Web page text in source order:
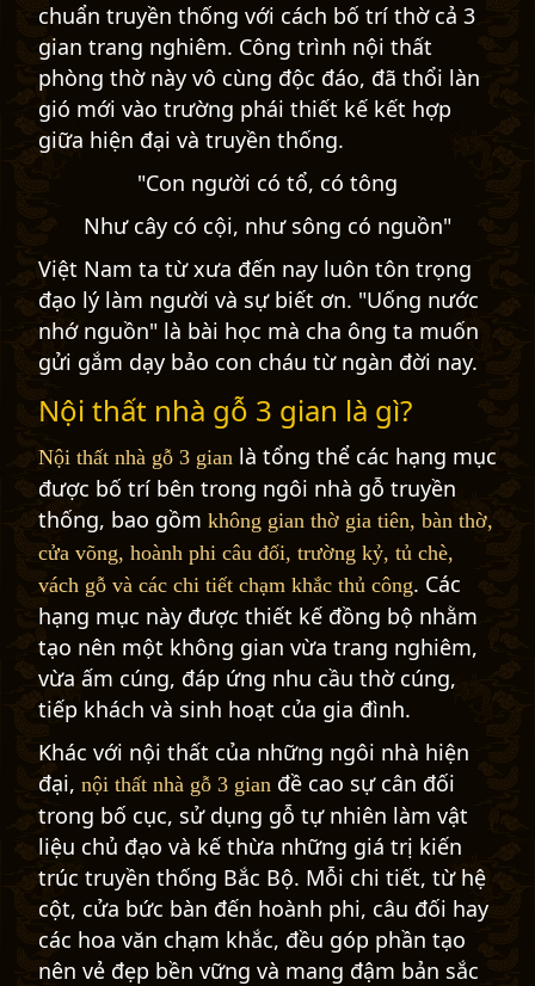
chuẩn truyền thống với cách bố trí thờ cả 3
gian trang nghiêm. Công trình nội thất
phòng thờ này vô cùng độc đáo, đã thổi làn
gió mới vào trường phái thiết kế kết hợp
giữa hiện đại và truyền thống.
"Con người có tổ, có tông
Như cây có cội, như sông có nguồn"
Việt Nam ta từ xưa đến nay luôn tôn trọng
đạo lý làm người và sự biết ơn. "Uống nước
nhớ nguồn" là bài học mà cha ông ta muốn
gửi gắm dạy bảo con cháu từ ngàn đời nay.
Nội thất nhà gỗ 3 gian là gì?
Nội thất nhà gỗ 3 gian là tổng thể các hạng mục
được bố trí bên trong ngôi nhà gỗ truyền
thống, bao gồm không gian thờ gia tiên, bàn thờ,
cửa võng, hoành phi câu đối, trường kỷ, tủ chè,
vách gỗ và các chi tiết chạm khắc thủ công. Các
hạng mục này được thiết kế đồng bộ nhằm
tạo nên một không gian vừa trang nghiêm,
vừa ấm cúng, đáp ứng nhu cầu thờ cúng,
tiếp khách và sinh hoạt của gia đình.
Khác với nội thất của những ngôi nhà hiện
đại, nội thất nhà gỗ 3 gian đề cao sự cân đối
trong bố cục, sử dụng gỗ tự nhiên làm vật
liệu chủ đạo và kế thừa những giá trị kiến
trúc truyền thống Bắc Bộ. Mỗi chi tiết, từ hệ
cột, cửa bức bàn đến hoành phi, câu đối hay
các hoa văn chạm khắc, đều góp phần tạo
nên vẻ đẹp bền vững và mang đậm bản sắc